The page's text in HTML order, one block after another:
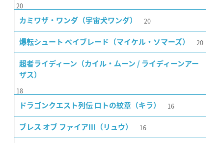
20
カミワザ・ワンダ（宇宙犬ワンダ） 20
爆転シュート ベイブレード（マイケル・ソマーズ） 20
超者ライディーン（カイル・ムーン / ライディーンアー
ザス）
18
ドラゴンクエスト列伝 ロトの紋章（キラ） 16
ブレス オブ ファイアIII（リュウ） 16